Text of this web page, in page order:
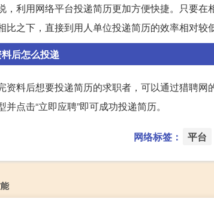
，利用网络平台投递简历更加方便快捷。只要
比之下，直接到用人单位投递简历的效率相对较低
后怎么投递
资料后想要投递简历的求职者，可以通过猎聘
点击“立即应聘”即可成功投递简历。
网络标签： 平台